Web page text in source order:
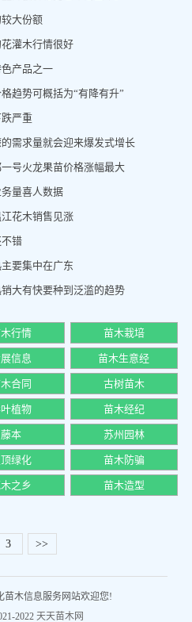
大份额
灌木行情很好
产品之一
趋势可概括为“有降有升”
严重
需求量就会迎来爆发式增长
号火龙果苗价格涨幅最大
量喜人数据
花木销售见涨
错
要集中在广东
大有快要种到泛滥的趋势
行情 苗木栽培
信息 苗木生意经
合同 古树苗木
植物 苗木经纪
藤本 苏州园林
绿化 苗木防骗
之乡 苗木造型
3 >>
苗木信息服务网站欢迎您!
2022 天天苗木网